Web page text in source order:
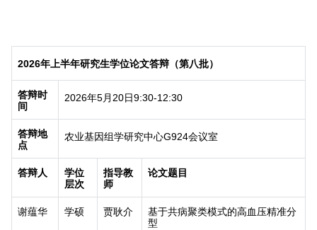
2026年上半年研究生学位论文答辩（第八批）
答辩时
间
2026年5月 20日9:30-12:30
答辩地
点
农业基因组学研究中心G924会议室
答辩人
学位
层次
指导教
师
论文题目
谢蕴华 学硕 贾耿介
基于共病聚类模式的高血压精准分
型